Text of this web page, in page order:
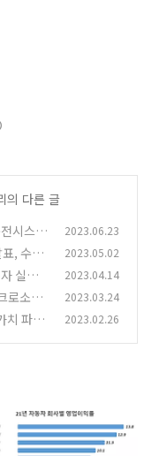
의 다른 글
시스템
2023.06.23
, 수익
2023.05.02
실적
2023.04.14
로소프
2023.03.24
치 파헤
2023.02.26